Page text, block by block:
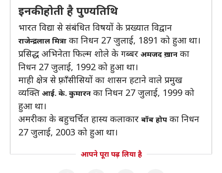
इनकी होती है पुण्यतिथि
भारत विद्या से संबंधित विषयों के प्रख्यात विद्वान
राजेन्द्रलाल मित्रा का निधन 27 जुलाई, 1891 को हुआ था।
प्रसिद्ध अभिनेता फिल्म शोले के गब्बर अमजद ख़ान का
निधन 27 जुलाई, 1992 को हुआ था।
माही क्षेत्र से फ़्राँसीसियों का शासन हटाने वाले प्रमुख
व्यक्ति आई. के. कुमारन का निधन 27 जुलाई, 1999 को
हुआ था।
अमरीका के बहुचर्चित हास्य कलाकार बॉब होप का निधन
27 जुलाई, 2003 को हुआ था।
आपने पूरा पढ़ लिया है